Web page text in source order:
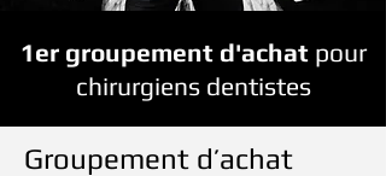
1er groupement d'achat pour
chirurgiens dentistes
Groupement d’achat